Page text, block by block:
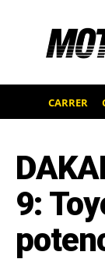
CARRER
9: